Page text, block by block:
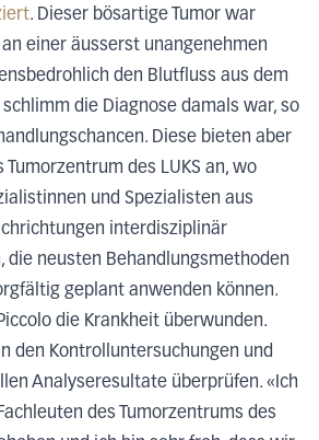
. Dieser bösartige Tumor war
einer äusserst unangenehmen
den Blutfluss aus dem
schlimm die Diagnose damals war, so
Diese bieten aber
Tumorzentrum des LUKS an, wo
und Spezialisten aus
interdisziplinär
die neusten Behandlungsmethoden
geplant anwenden können.
die Krankheit überwunden.
den Kontrolluntersuchungen und
Analyseresultate überprüfen. «Ich
des Tumorzentrums des